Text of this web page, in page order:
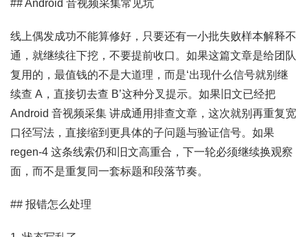
## Android 音视频采集常见坑
线上偶发成功不能算修好，只要还有一小批失败样本解释不
通，就继续往下挖，不要提前收口。如果这篇文章是给团队
复用的，最值钱的不是大道理，而是‘出现什么信号就别继
续查 A，直接切去查 B’这种分叉提示。如果旧文已经把
Android 音视频采集 讲成通用排查文章，这次就别再重复宽
口径写法，直接缩到更具体的子问题与验证信号。如果
regen-4 这条线索仍和旧文高重合，下一轮必须继续换观察
面，而不是重复同一套标题和段落节奏。
## 报错怎么处理